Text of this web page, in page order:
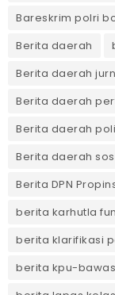
Bareskrim polri
Berita daerah
Berita daerah
Berita daerah
Berita daerah
Berita daerah
Berita DPN
berita karhutla
berita klarifikasi
berita kpu-